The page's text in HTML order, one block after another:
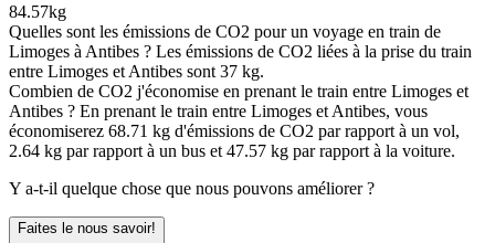
84.57kg
Quelles sont les émissions de CO2 pour un voyage en train de
Limoges à Antibes ? Les émissions de CO2 liées à la prise du train
entre Limoges et Antibes sont 37 kg.
Combien de CO2 j'économise en prenant le train entre Limoges et
Antibes ? En prenant le train entre Limoges et Antibes, vous
économiserez 68.71 kg d'émissions de CO2 par rapport à un vol,
2.64 kg par rapport à un bus et 47.57 kg par rapport à la voiture.
Y a-t-il quelque chose que nous pouvons améliorer ?
Faites le nous savoir!